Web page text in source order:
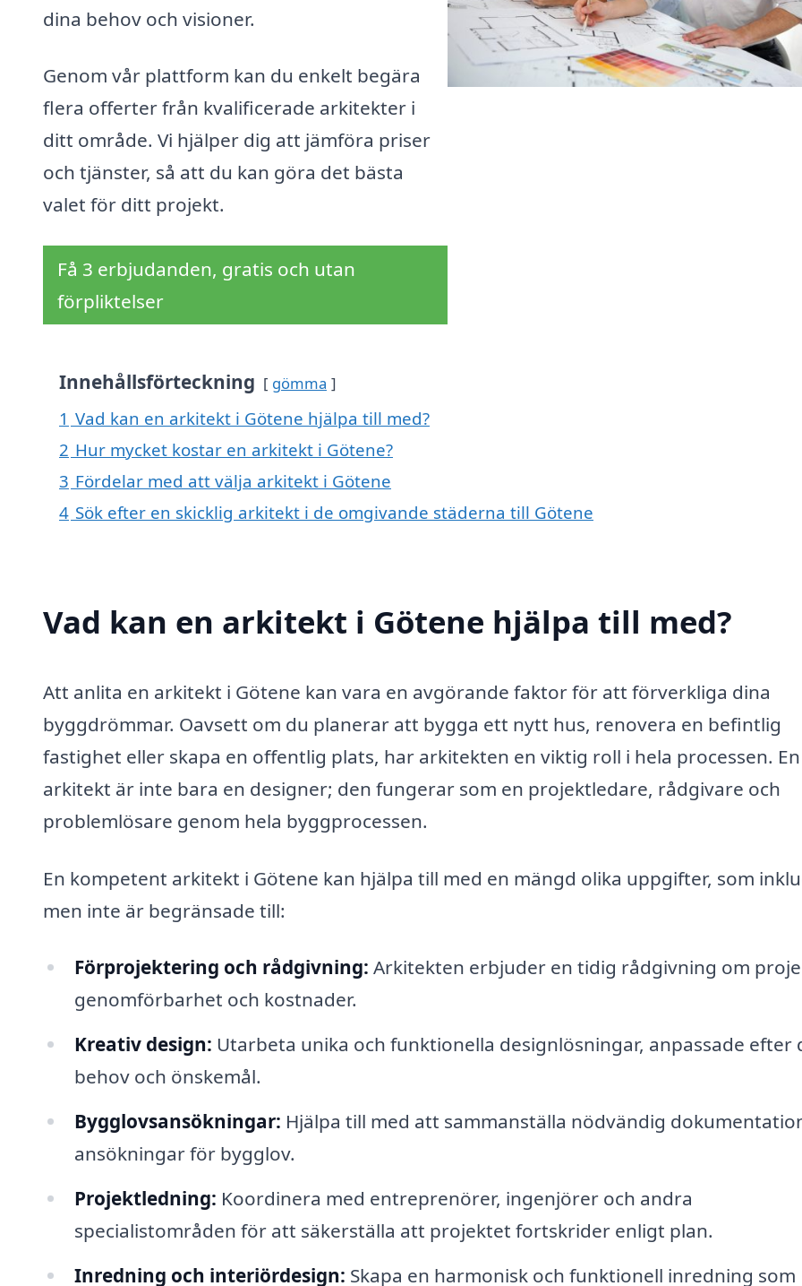
dina behov och visioner.
Genom vår plattform kan du enkelt begära
flera offerter från kvalificerade arkitekter i
ditt område. Vi hjälper dig att jämföra priser
och tjänster, så att du kan göra det bästa
valet för ditt projekt.
Få 3 erbjudanden, gratis och utan
förpliktelser
Innehållsförteckning gömma
1 Vad kan en arkitekt i Götene hjälpa till med?
2 Hur mycket kostar en arkitekt i Götene?
3 Fördelar med att välja arkitekt i Götene
4 Sök efter en skicklig arkitekt i de omgivande städerna till Götene
Vad kan en arkitekt i Götene hjälpa till med?
Att anlita en arkitekt i Götene kan vara en avgörande faktor för att förverkliga dina
byggdrömmar. Oavsett om du planerar att bygga ett nytt hus, renovera en befintlig
fastighet eller skapa en offentlig plats, har arkitekten en viktig roll i hela processen. En
arkitekt är inte bara en designer; den fungerar som en projektledare, rådgivare och
problemlösare genom hela byggprocessen.
En kompetent arkitekt i Götene kan hjälpa till med en mängd olika uppgifter, som
men inte är begränsade till:
Förprojektering och rådgivning: Arkitekten erbjuder en tidig rådgivning om
genomförbarhet och kostnader.
Kreativ design: Utarbeta unika och funktionella designlösningar, anpassade efter
behov och önskemål.
Bygglovsansökningar: Hjälpa till med att sammanställa nödvändig
ansökningar för bygglov.
Projektledning: Koordinera med entreprenörer, ingenjörer och andra
specialistområden för att säkerställa att projektet fortskrider enligt plan.
Inredning och interiördesign: Skapa en harmonisk och funktionell inredning som